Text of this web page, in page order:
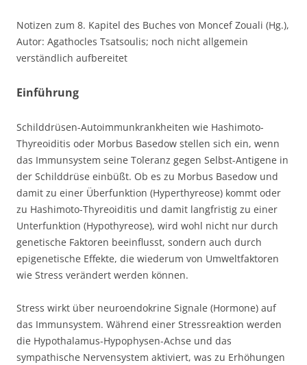
Notizen zum 8. Kapitel des Buches von Moncef Zouali (Hg.),
Autor: Agathocles Tsatsoulis; noch nicht allgemein
verständlich aufbereitet
Einführung
Schilddrüsen-Autoimmunkrankheiten wie Hashimoto-
Thyreoiditis oder Morbus Basedow stellen sich ein, wenn
das Immunsystem seine Toleranz gegen Selbst-Antigene in
der Schilddrüse einbüßt. Ob es zu Morbus Basedow und
damit zu einer Überfunktion (Hyperthyreose) kommt oder
zu Hashimoto-Thyreoiditis und damit langfristig zu einer
Unterfunktion (Hypothyreose), wird wohl nicht nur durch
genetische Faktoren beeinflusst, sondern auch durch
epigenetische Effekte, die wiederum von Umweltfaktoren
wie Stress verändert werden können.
Stress wirkt über neuroendokrine Signale (Hormone) auf
das Immunsystem. Während einer Stressreaktion werden
die Hypothalamus-Hypophysen-Achse und das
sympathische Nervensystem aktiviert, was zu Erhöhungen